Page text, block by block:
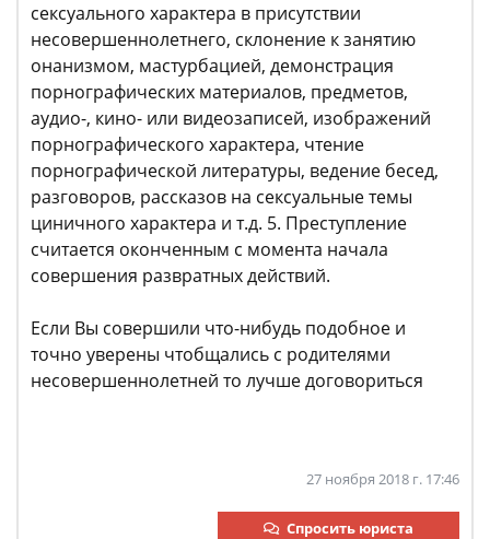
сексуального характера в присутствии
несовершеннолетнего, склонение к занятию
онанизмом, мастурбацией, демонстрация
порнографических материалов, предметов,
аудио-, кино- или видеозаписей, изображений
порнографического характера, чтение
порнографической литературы, ведение бесед,
разговоров, рассказов на сексуальные темы
циничного характера и т.д. 5. Преступление
считается оконченным с момента начала
совершения развратных действий.
Если Вы совершили что-нибудь подобное и
точно уверены чтобщались с родителями
несовершеннолетней то лучше договориться
27 ноября 2018 г. 17:46
Спросить юриста